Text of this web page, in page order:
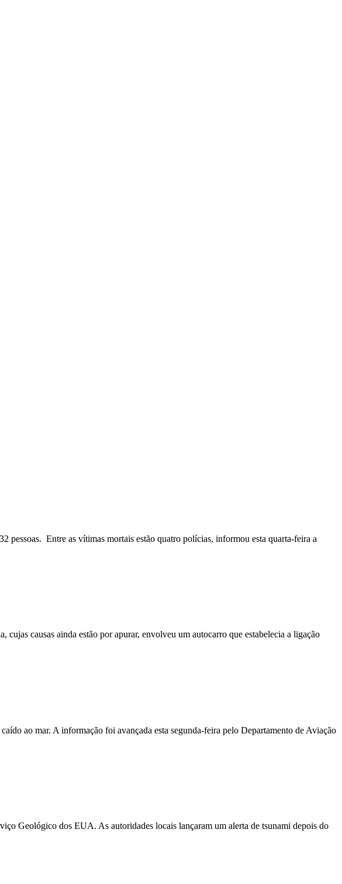
pessoas. Entre as vítimas mortais estão quatro polícias, informou esta quarta-feira a
causas ainda estão por apurar, envolveu um autocarro que estabelecia a ligação
ao mar. A informação foi avançada esta segunda-feira pelo Departamento de Aviação
Geológico dos EUA. As autoridades locais lançaram um alerta de tsunami depois do